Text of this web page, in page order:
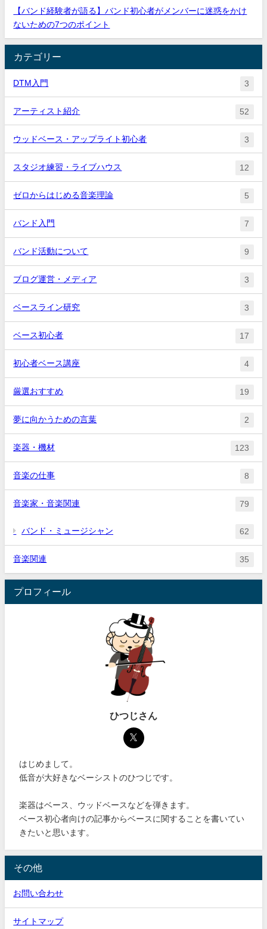
【バンド経験者が語る】バンド初心者がメンバーに迷惑をかけ
ないための7つのポイント
カテゴリー
DTM入門 3
アーティスト紹介 52
ウッドベース・アップライト初心者 3
スタジオ練習・ライブハウス 12
ゼロからはじめる音楽理論 5
バンド入門 7
バンド活動について 9
ブログ運営・メディア 3
ベースライン研究 3
ベース初心者 17
初心者ベース講座 4
厳選おすすめ 19
夢に向かうための言葉 2
楽器・機材 123
音楽の仕事 8
音楽家・音楽関連 79
バンド・ミュージシャン 62
音楽関連 35
プロフィール
ひつじさん
はじめまして。
低音が大好きなベーシストのひつじです。
楽器はベース、ウッドベースなどを弾きます。
ベース初心者向けの記事からベースに関することを書いてい
きたいと思います。
その他
お問い合わせ
サイトマップ